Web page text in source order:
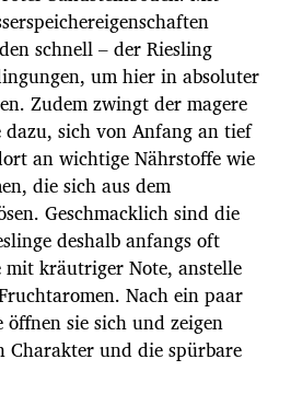
schnell – der Riesling
um hier in absoluter
Zudem zwingt der magere
dazu, sich von Anfang an tief
an wichtige Nährstoffe wie
die sich aus dem
Geschmacklich sind die
deshalb anfangs oft
mit kräutriger Note, anstelle
Nach ein paar
öffnen sie sich und zeigen
Charakter und die spürbare